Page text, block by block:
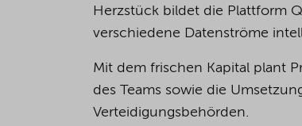
Herzstück bildet die Plattform
verschiedene Datenströme
Mit dem frischen Kapital plant
des Teams sowie die
Verteidigungsbehörden.